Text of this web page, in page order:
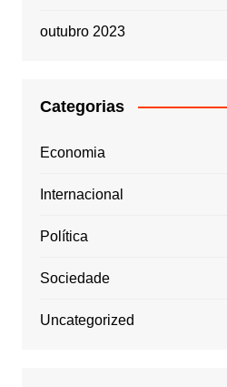
outubro 2023
Categorias
Economia
Internacional
Política
Sociedade
Uncategorized